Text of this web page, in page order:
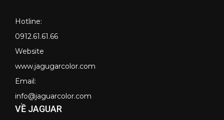
Hotline:
0912.61.61.66
Website
www.jagugarcolor.com
Email:
info@jaguarcolor.com
VỀ JAGUAR